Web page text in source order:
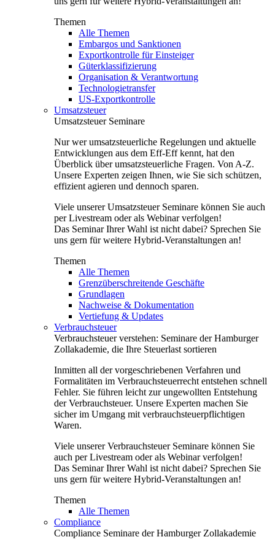
Themen
Alle Themen
Embargos und Sanktionen
Exportkontrolle für Einsteiger
Güterklassifizierung
Organisation & Verantwortung
Technologietransfer
US-Exportkontrolle
Umsatzsteuer
Umsatzsteuer Seminare
Nur wer umsatzsteuerliche Regelungen und aktuelle
Entwicklungen aus dem Eff-Eff kennt, hat den
Überblick über umsatzsteuerliche Fragen. Von A-Z.
Unsere Experten zeigen Ihnen, wie Sie sich schützen,
effizient agieren und dennoch sparen.
Viele unserer Umsatzsteuer Seminare können Sie auch
per Livestream oder als Webinar verfolgen!
Das Seminar Ihrer Wahl ist nicht dabei? Sprechen Sie
uns gern für weitere Hybrid-Veranstaltungen an!
Themen
Alle Themen
Grenzüberschreitende Geschäfte
Grundlagen
Nachweise & Dokumentation
Vertiefung & Updates
Verbrauchsteuer
Verbrauchsteuer verstehen: Seminare der Hamburger
Zollakademie, die Ihre Steuerlast sortieren
Inmitten all der vorgeschriebenen Verfahren und
Formalitäten im Verbrauchsteuerrecht entstehen schnell
Fehler. Sie führen leicht zur ungewollten Entstehung
der Verbrauchsteuer. Unsere Experten machen Sie
sicher im Umgang mit verbrauchsteuerpflichtigen
Waren.
Viele unserer Verbrauchsteuer Seminare können Sie
auch per Livestream oder als Webinar verfolgen!
Das Seminar Ihrer Wahl ist nicht dabei? Sprechen Sie
uns gern für weitere Hybrid-Veranstaltungen an!
Themen
Alle Themen
Compliance
Compliance Seminare der Hamburger Zollakademie